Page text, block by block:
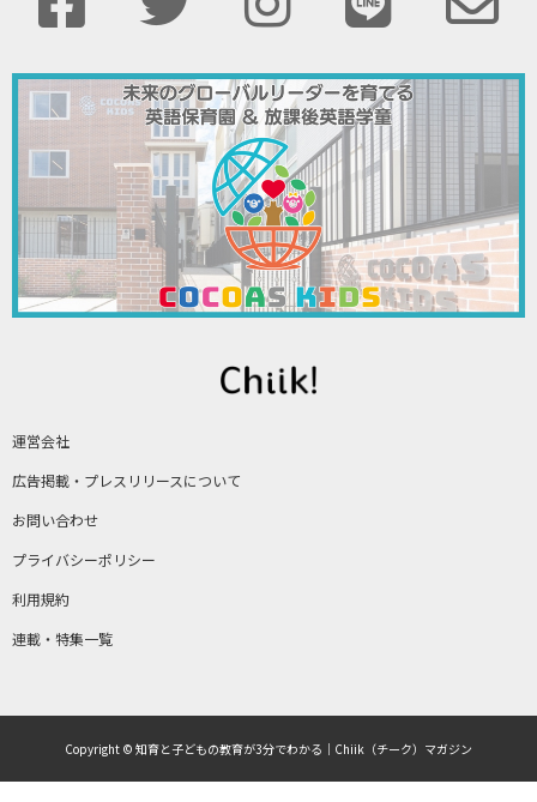
運営会社
広告掲載・プレスリリースについて
お問い合わせ
プライバシーポリシー
利用規約
連載・特集一覧
Copyright © 知育と子どもの教育が3分でわかる｜Chiik（チーク）マガジン